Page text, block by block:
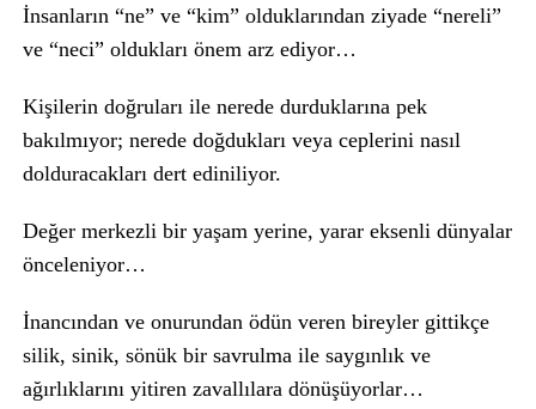
İnsanların “ne” ve “kim” olduklarından ziyade “nereli”
ve “neci” oldukları önem arz ediyor…
Kişilerin doğruları ile nerede durduklarına pek
bakılmıyor; nerede doğdukları veya ceplerini nasıl
dolduracakları dert ediniliyor.
Değer merkezli bir yaşam yerine, yarar eksenli dünyalar
önceleniyor…
İnancından ve onurundan ödün veren bireyler gittikçe
silik, sinik, sönük bir savrulma ile saygınlık ve
ağırlıklarını yitiren zavallılara dönüşüyorlar…